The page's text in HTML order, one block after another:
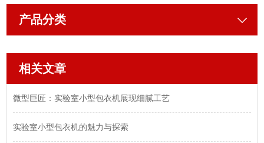
产品分类
相关文章
微型巨匠：实验室小型包衣机展现细腻工艺
实验室小型包衣机的魅力与探索